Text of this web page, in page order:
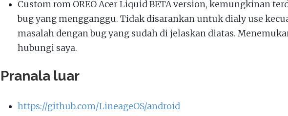
Custom rom OREO Acer Liquid BETA version, kemungkinan
bug yang mengganggu. Tidak disarankan untuk dialy use
masalah dengan bug yang sudah di jelaskan diatas.
hubungi saya.
Pranala luar
https://github.com/LineageOS/android